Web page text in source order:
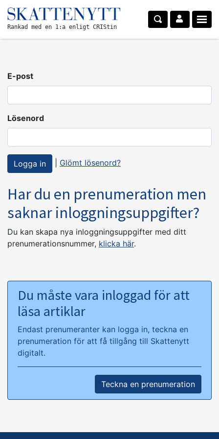
Rankad med en 1:a enligt CRIStin
E-post
Lösenord
Glömt lösenord?
Har du en prenumeration men
saknar inloggningsuppgifter?
Du kan skapa nya inloggningsuppgifter med ditt
prenumerationsnummer, klicka här.
Du måste vara inloggad för att
läsa artiklar
Endast prenumeranter kan logga in, teckna en
prenumeration för att få tillgång till Skattenytt
digitalt.
Teckna en prenumeration